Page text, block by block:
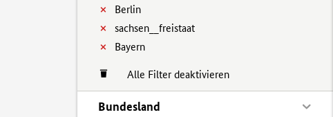
Berlin
sachsen__freistaat
Bayern
Alle Filter deaktivieren
Bundesland